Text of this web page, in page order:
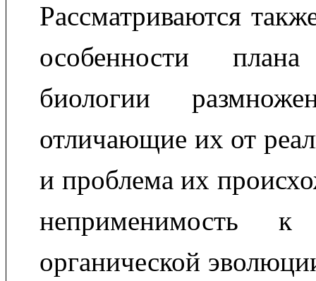
Рассматриваются
особенности
биологии
отличающие их от
и проблема их
неприменимость
органической